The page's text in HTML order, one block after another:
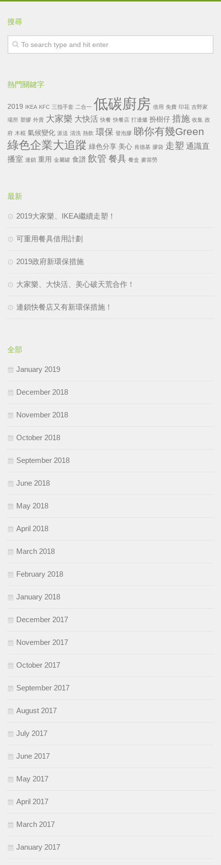
搜尋
熱門關鍵字
2019 IKEA KFC 三指手套 二合一 低碳廚房 借用 免費 印花 吉野家
場所 塑膠 外賣 大家樂 大快活 快餐 快餐店 打邊爐 扮樹仔 措施 收集 政
府 木棍 氣候變化 派送 清洗 熱飲 環保 發泡膠 睇你有幾Green
綠色企業大追蹤 綠色分享 美心 肯德基 膠袋 走塑 通識直
播室 連鎖 重用 金屬罐 食譜 飲管 餐具 餐盒 麥當勞
最新
2019大家樂、IKEA繼續走塑！
可重用餐具借用計劃
2019政府新環保措施
大家樂、大快活、美心破天荒合作！
連鎖快餐店又有新環保措施！
全部
January 2019
December 2018
November 2018
October 2018
September 2018
June 2018
May 2018
April 2018
March 2018
February 2018
January 2018
December 2017
November 2017
October 2017
September 2017
August 2017
July 2017
June 2017
May 2017
April 2017
March 2017
January 2017